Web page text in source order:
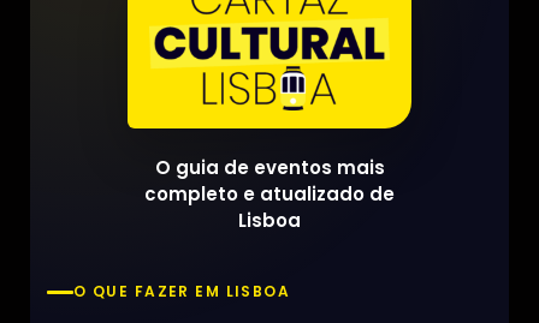
O guia de eventos mais
completo e atualizado de
Lisboa
O QUE FAZER EM LISBOA